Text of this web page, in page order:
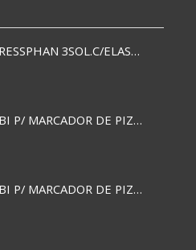
CARPETA PRESSPHAN 3SOL.C/ELAST MARRON A4 P01A
TINTA TRABI P/ MARCADOR DE PIZARRA x30ml AZUL
TINTA TRABI P/ MARCADOR DE PIZARRA x30ml ROJO